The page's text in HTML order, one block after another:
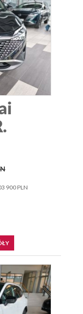
900 PLN